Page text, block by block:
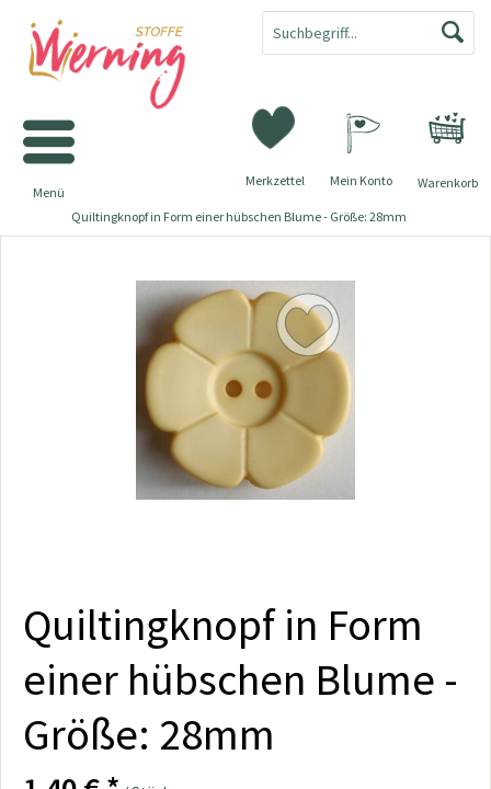
Warenkorb
Merkzettel Mein Konto
Menü
Quiltingknopf in Form einer hübschen Blume - Größe: 28mm
Quiltingknopf in Form
einer hübschen Blume -
Größe: 28mm